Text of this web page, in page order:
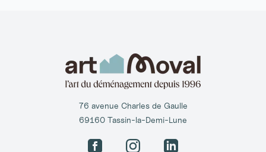
76 avenue Charles de Gaulle
69160 Tassin-la-Demi-Lune
FacebookInstagramLinkedIn